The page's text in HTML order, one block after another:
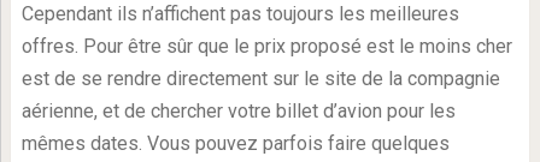
Cependant ils n’affichent pas toujours les meilleures
offres. Pour être sûr que le prix proposé est le moins cher
est de se rendre directement sur le site de la compagnie
aérienne, et de chercher votre billet d’avion pour les
mêmes dates. Vous pouvez parfois faire quelques